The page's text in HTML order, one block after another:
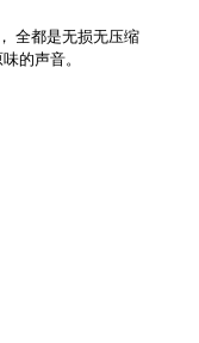
全都是无损无压缩
的声音。